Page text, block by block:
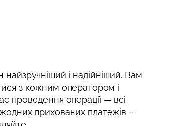
найзручніший і надійніший. Вам
з кожним оператором і
проведення операції — всі
прихованих платежів –